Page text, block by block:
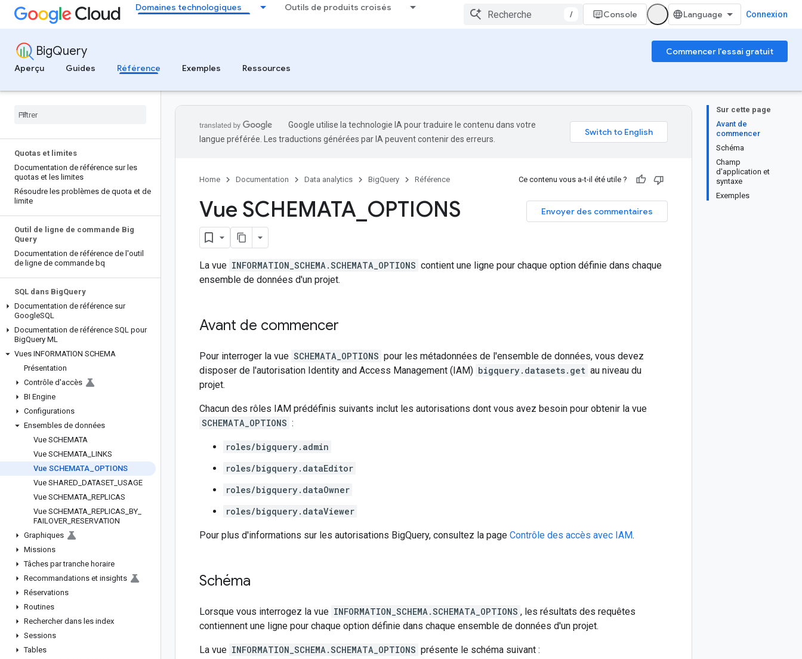
Domaines technologiques Outils de produits croisés
/ Console Connexion
BigQuery
Commencer l'essai gratuit
Aperçu
Guides Référence Exemples Ressources
Quotas et limites
Documentation de référence sur les
quotas et les limites
Résoudre les problèmes de quota et de
limite
Outil de ligne de commande Big
Query
Documentation de référence de l'outil
de ligne de commande bq
SQL dans BigQuery
Documentation de référence sur
GoogleSQL
Documentation de référence SQL pour
BigQuery ML
Vues INFORMATION SCHEMA
Présentation
Contrôle d'accès
BI Engine
Configurations
Ensembles de données
Vue SCHEMATA
Vue SCHEMATA LINKS
Vue SCHEMATA OPTIONS
Vue SHARED DATASET USAGE
Vue SCHEMATA REPLICAS
Vue SCHEMATA REPLICAS BY
FAILOVER RESERVATION
Graphiques
Missions
Tâches par tranche horaire
Recommandations et insights
Réservations
Routines
Rechercher dans les index
Sessions
Tables
Sur cette page
Avant de
commencer
Schéma
Champ
d'application et
syntaxe
Exemples
Google utilise la technologie IA pour traduire le contenu dans votre
langue préférée. Les traductions générées par IA peuvent contenir des erreurs.
Home Documentation Data analytics BigQuery Référence Ce contenu vous a-t-il été utile ?
Envoyer des commentaires
Vue SCHEMATA OPTIONS
La vue INFORMATION_SCHEMA.SCHEMATA_OPTIONS contient une ligne pour chaque option définie dans chaque
ensemble de données d'un projet.
Avant de commencer
Pour interroger la vue SCHEMATA_OPTIONS pour les métadonnées de l'ensemble de données, vous devez
disposer de l'autorisation Identity and Access Management (IAM) bigquery.datasets.get au niveau du
projet.
Chacun des rôles IAM prédéfinis suivants inclut les autorisations dont vous avez besoin pour obtenir la vue
SCHEMATA_OPTIONS :
roles/bigquery.admin
roles/bigquery.dataEditor
roles/bigquery.dataOwner
roles/bigquery.dataViewer
Pour plus d'informations sur les autorisations BigQuery, consultez la page Contrôle des accès avec IAM.
Schéma
Lorsque vous interrogez la vue INFORMATION_SCHEMA.SCHEMATA_OPTIONS , les résultats des requêtes
contiennent une ligne pour chaque option définie dans chaque ensemble de données d'un projet.
La vue INFORMATION_SCHEMA.SCHEMATA_OPTIONS présente le schéma suivant :